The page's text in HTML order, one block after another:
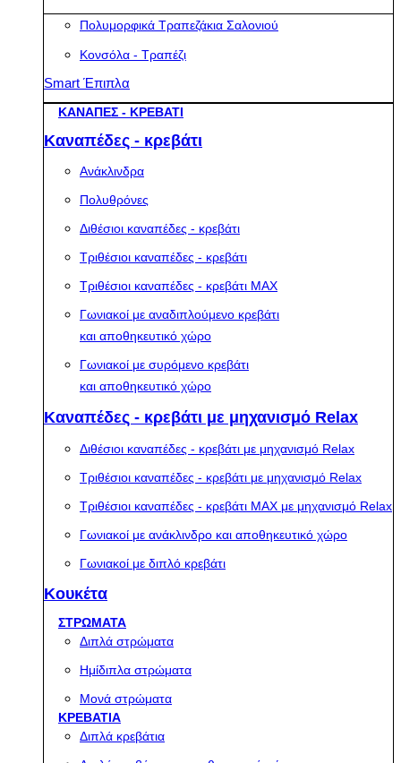
Πολυμορφικά Τραπεζάκια Σαλονιού
Κονσόλα - Τραπέζι
Smart Έπιπλα
ΚΑΝΑΠΕΣ - ΚΡΕΒΑΤΙ
Καναπέδες - κρεβάτι
Ανάκλινδρα
Πολυθρόνες
Διθέσιοι καναπέδες - κρεβάτι
Τριθέσιοι καναπέδες - κρεβάτι
Τριθέσιοι καναπέδες - κρεβάτι MAX
Γωνιακοί με αναδιπλούμενο κρεβάτι
και αποθηκευτικό χώρο
Γωνιακοί με συρόμενο κρεβάτι
και αποθηκευτικό χώρο
Καναπέδες - κρεβάτι με μηχανισμό Relax
Διθέσιοι καναπέδες - κρεβάτι με μηχανισμό Relax
Τριθέσιοι καναπέδες - κρεβάτι με μηχανισμό Relax
Τριθέσιοι καναπέδες - κρεβάτι MAX με μηχανισμό Relax
Γωνιακοί με ανάκλινδρο και αποθηκευτικό χώρο
Γωνιακοί με διπλό κρεβάτι
Κουκέτα
ΣΤΡΩΜΑΤΑ
Διπλά στρώματα
Ημίδιπλα στρώματα
Μονά στρώματα
ΚΡΕΒΑΤΙΑ
Διπλά κρεβάτια